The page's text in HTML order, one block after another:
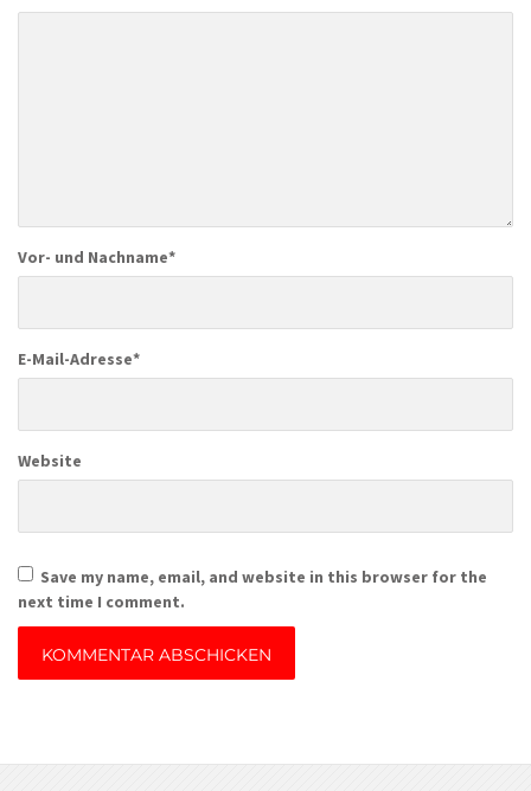
Vor- und Nachname*
E-Mail-Adresse*
Website
Save my name, email, and website in this browser for the
next time I comment.